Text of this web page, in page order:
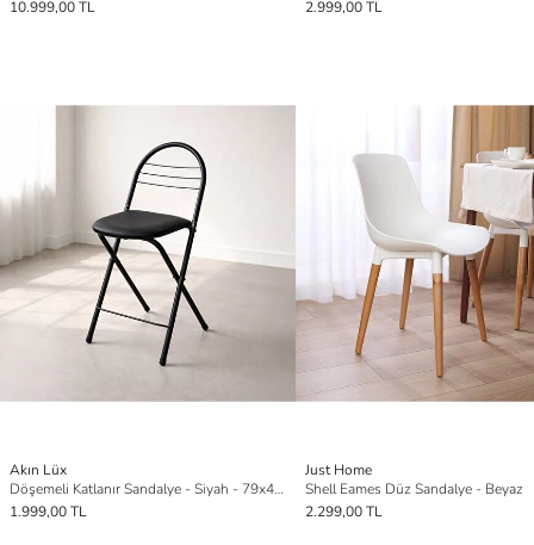
10.999,00 TL 2.999,00 TL
Akın Lüx
Döşemeli Katlanır Sandalye - Siyah - 79x44x35 cm
1.999,00 TL
Just Home
Shell Eames Düz Sandalye - Beyaz
2.299,00 TL